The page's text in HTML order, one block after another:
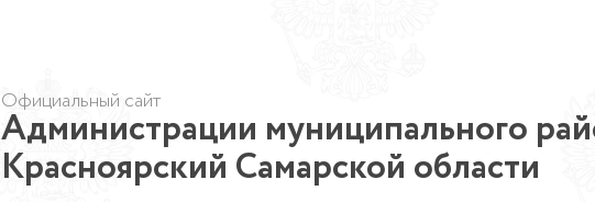
Официальный сайт
Администрации муниципального
Красноярский Самарской области